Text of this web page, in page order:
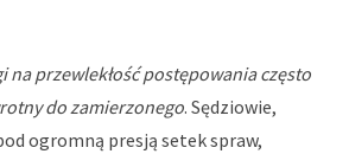
na przewlekłość postępowania często
do zamierzonego. Sędziowie,
ogromną presją setek spraw,